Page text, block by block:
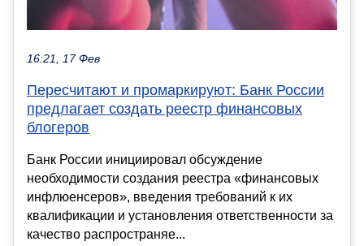
16:21, 17 Фев
Пересчитают и промаркируют: Банк России
предлагает создать реестр финансовых
блогеров
Банк России инициировал обсуждение
необходимости создания реестра «финансовых
инфлюенсеров», введения требований к их
квалификации и установления ответственности за
качество распространяе...